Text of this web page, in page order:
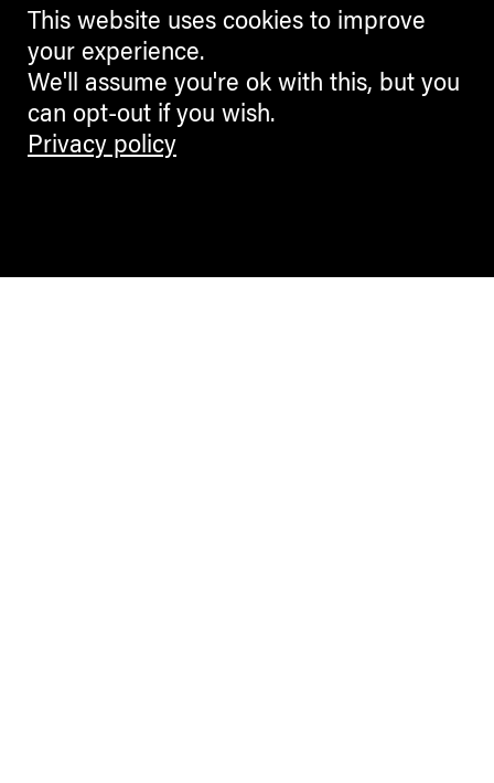
This website uses cookies to improve
your experience.
We'll assume you're ok with this, but you
can opt-out if you wish.
Privacy policy